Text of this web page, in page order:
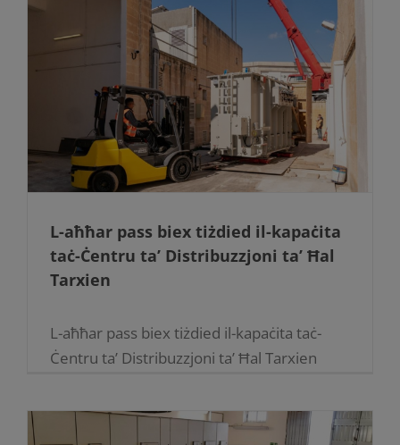
ċirkwit, sabiex jekk tinqala ħsara li taffettwa
numru ta’ [...]
L-aħħar pass biex tiżdied il-kapaċita
taċ-Ċentru ta’ Distribuzzjoni ta’ Ħal
Tarxien
L-aħħar pass biex tiżdied il-kapaċita taċ-
Ċentru ta’ Distribuzzjoni ta’ Ħal Tarxien
transformer ġdid għaċ-Ċentru ta’
Distribuzzjoni ta' Ħal Tarxien. Bħalissa l-